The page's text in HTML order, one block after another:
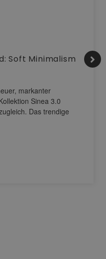
Soft Minimalism
markanter
Sinea 3.0
Das trendige